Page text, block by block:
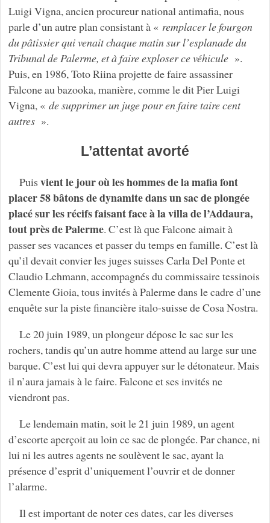
Luigi Vigna, ancien procureur national antimafia, nous
parle d’un autre plan consistant à « remplacer le fourgon
du pâtissier qui venait chaque matin sur l’esplanade du
Tribunal de Palerme, et à faire exploser ce véhicule ».
Puis, en 1986, Toto Riina projette de faire assassiner
Falcone au bazooka, manière, comme le dit Pier Luigi
Vigna, « de supprimer un juge pour en faire taire cent
autres ».
L’attentat avorté
Puis vient le jour où les hommes de la mafia font
placer 58 bâtons de dynamite dans un sac de plongée
placé sur les récifs faisant face à la villa de l’Addaura,
tout près de Palerme. C’est là que Falcone aimait à
passer ses vacances et passer du temps en famille. C’est là
qu’il devait convier les juges suisses Carla Del Ponte et
Claudio Lehmann, accompagnés du commissaire tessinois
Clemente Gioia, tous invités à Palerme dans le cadre d’une
enquête sur la piste financière italo-suisse de Cosa Nostra.
Le 20 juin 1989, un plongeur dépose le sac sur les
rochers, tandis qu’un autre homme attend au large sur une
barque. C’est lui qui devra appuyer sur le détonateur. Mais
il n’aura jamais à le faire. Falcone et ses invités ne
viendront pas.
Le lendemain matin, soit le 21 juin 1989, un agent
d’escorte aperçoit au loin ce sac de plongée. Par chance, ni
lui ni les autres agents ne soulèvent le sac, ayant la
présence d’esprit d’uniquement l’ouvrir et de donner
l’alarme.
Il est important de noter ces dates, car les diverses